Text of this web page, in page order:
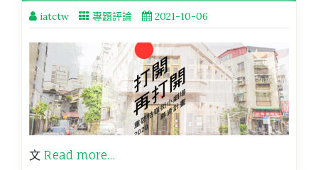
iatctw 專題評論 2021-10-06
文Read more…